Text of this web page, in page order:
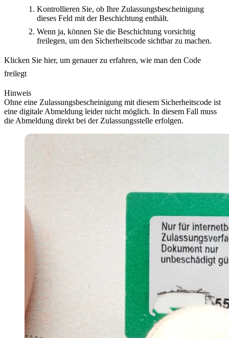
Kontrollieren Sie, ob Ihre Zulassungsbescheinigung
dieses Feld mit der Beschichtung enthält.
Wenn ja, können Sie die Beschichtung vorsichtig
freilegen, um den Sicherheitscode sichtbar zu machen.
Klicken Sie hier, um genauer zu erfahren, wie man den Code
freilegt
Hinweis
Ohne eine Zulassungsbescheinigung mit diesem Sicherheitscode ist
eine digitale Abmeldung leider nicht möglich. In diesem Fall muss
die Abmeldung direkt bei der Zulassungsstelle erfolgen.